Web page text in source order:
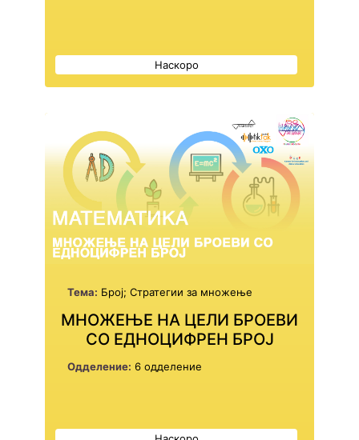
Наскоро
Тема: Број; Стратегии за множење
МНОЖЕЊЕ НА ЦЕЛИ БРОЕВИ
СО ЕДНОЦИФРЕН БРОЈ
Одделение: 6 одделение